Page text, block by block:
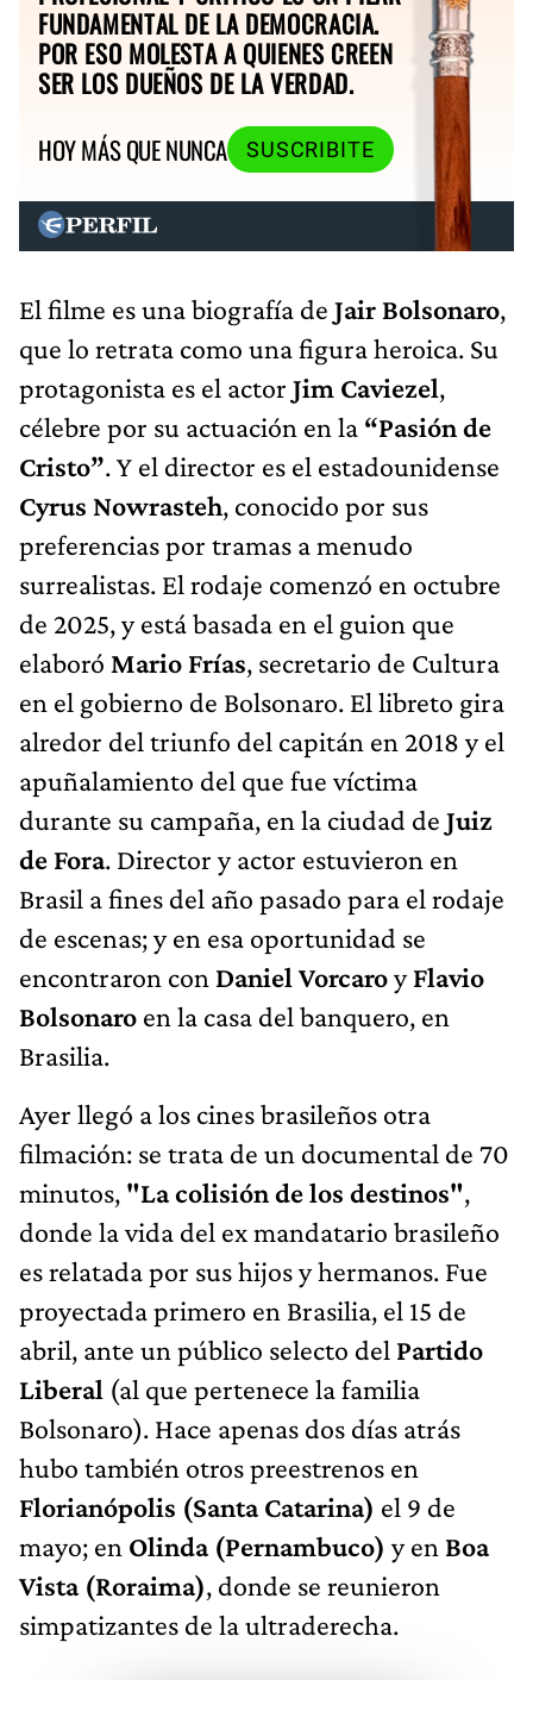
FUNDAMENTAL DE LA DEMOCRACIA.
POR ESO MOLESTA A QUIENES CREEN
SER LOS DUEÑOS DE LA VERDAD.
HOY MÁS QUE NUNCA
SUSCRIBITE
El filme es una biografía de Jair Bolsonaro,
que lo retrata como una figura heroica. Su
protagonista es el actor Jim Caviezel,
célebre por su actuación en la “Pasión de
Cristo”. Y el director es el estadounidense
Cyrus Nowrasteh, conocido por sus
preferencias por tramas a menudo
surrealistas. El rodaje comenzó en octubre
de 2025, y está basada en el guion que
elaboró Mario Frías, secretario de Cultura
en el gobierno de Bolsonaro. El libreto gira
alredor del triunfo del capitán en 2018 y el
apuñalamiento del que fue víctima
durante su campaña, en la ciudad de Juiz
de Fora. Director y actor estuvieron en
Brasil a fines del año pasado para el rodaje
de escenas; y en esa oportunidad se
encontraron con Daniel VorcaroyFlavio
Bolsonaro en la casa del banquero, en
Brasilia.
Ayer llegó a los cines brasileños otra
filmación: se trata de un documental de 70
minutos, "La colisión de los destinos",
donde la vida del ex mandatario brasileño
es relatada por sus hijos y hermanos. Fue
proyectada primero en Brasilia, el 15 de
abril, ante un público selecto del Partido
Liberal (al que pertenece la familia
Bolsonaro). Hace apenas dos días atrás
hubo también otros preestrenos en
Florianópolis (Santa Catarina) el 9 de
mayo; en Olinda (Pernambuco) y en Boa
Vista (Roraima), donde se reunieron
simpatizantes de la ultraderecha.